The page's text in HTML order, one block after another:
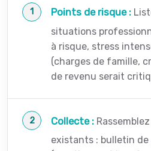
Points de risque :
situations
à risque, stress
(charges de famille,
de revenu serait
Collecte :
existants : bulletin de